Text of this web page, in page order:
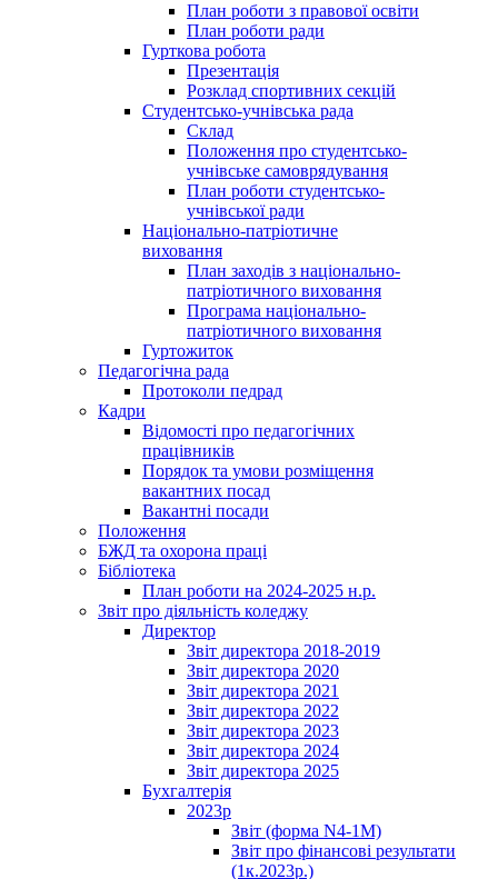
План роботи з правової освіти
План роботи ради
Гурткова робота
Презентація
Розклад спортивних секцій
Студентсько-учнівська рада
Склад
Положення про студентсько-
учнівське самоврядування
План роботи студентсько-
учнівської ради
Національно-патріотичне
виховання
План заходів з національно-
патріотичного виховання
Програма національно-
патріотичного виховання
Гуртожиток
Педагогічна рада
Протоколи педрад
Кадри
Відомості про педагогічних
працівників
Порядок та умови розміщення
вакантних посад
Вакантні посади
Положення
БЖД та охорона праці
Бібліотека
План роботи на 2024-2025 н.р.
Звіт про діяльність коледжу
Директор
Звіт директора 2018-2019
Звіт директора 2020
Звіт директора 2021
Звіт директора 2022
Звіт директора 2023
Звіт директора 2024
Звіт директора 2025
Бухгалтерія
2023р
Звіт (форма N4-1M)
Звіт про фінансові результати
(1к.2023р.)